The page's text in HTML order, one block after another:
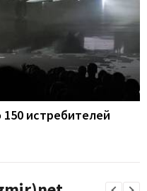
истребителей